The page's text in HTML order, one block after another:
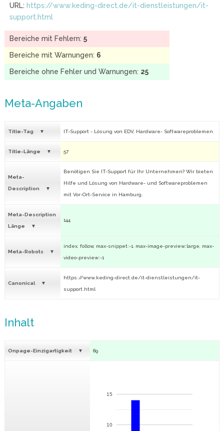
URL: https://www.keding-direct.de/it-dienstleistungen/it-
support.html
Bereiche mit Fehlern: 5
Bereiche mit Warnungen: 6
Bereiche ohne Fehler und Warnungen: 25
Meta-Angaben
Title-Tag IT-Support - Lösung von EDV, Hardware- Softwareproblemen
Title-Länge 57
Meta-
Description
Benötigen Sie IT-Support für Ihr Unternehmen? Wir bieten
Hilfe und Lösung von Hardware- und Softwareproblemen
mit Vor-Ort-Service in Hamburg.
Meta-Description
Länge
144
Meta-Robots
index, follow, max-snippet:-1, max-image-preview:large, max-
video-preview:-1
Canonical
https://www.keding-direct.de/it-dienstleistungen/it-
support.html
Inhalt
Onpage-Einzigartigkeit 89
10
15